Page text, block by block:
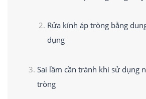
Rửa kính áp tròng bằng
dụng
Sai lầm cần tránh khi sử dụng
tròng